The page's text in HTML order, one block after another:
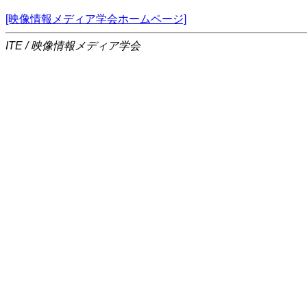
[映像情報メディア学会ホームページ]
ITE / 映像情報メディア学会